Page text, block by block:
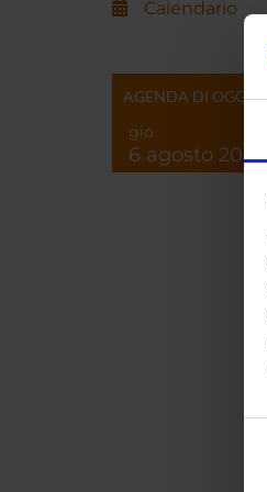
Calendario
AGENDA DI OGGI
gio
6 agosto 2026